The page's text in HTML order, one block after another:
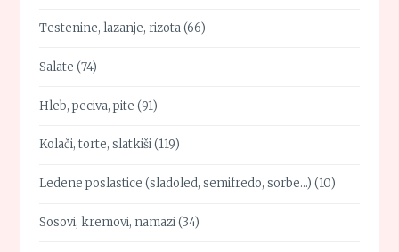
Testenine, lazanje, rizota(66)
Salate (74)
Hleb, peciva, pite (91)
Kolači, torte, slatkiši(119)
Ledene poslastice (sladoled, semifredo, sorbe…) (10)
Sosovi, kremovi, namazi(34)